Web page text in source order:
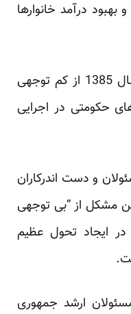
درآمد خانوارها
با وجود این وی روز 30 بهمن سال 1385 از کم توجهی
حکومتی در اجرایی
و دست اندرکاران
مشکل از “بی توجهی
به نقش سیاست‌های اصل 44 در ایجاد تحول عظیم
ارشد جمهوری